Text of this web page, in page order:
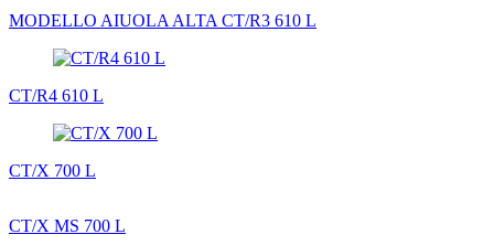
MODELLO AIUOLA ALTA CT/R3 610 L
CT/R4 610 L
CT/X 700 L
CT/X MS 700 L